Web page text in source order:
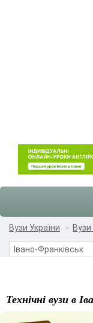
Вузи України
Технічні вузи в